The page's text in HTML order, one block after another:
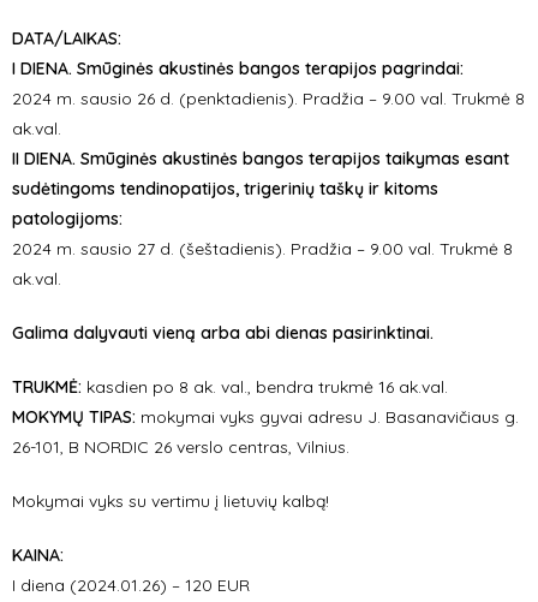
DATA/LAIKAS:
I DIENA. Smūginės akustinės bangos terapijos pagrindai:
2024 m. sausio 26 d. (penktadienis). Pradžia – 9.00 val. Trukmė 8
ak.val.
II DIENA. Smūginės akustinės bangos terapijos taikymas esant
sudėtingoms tendinopatijos, trigerinių taškų ir kitoms
patologijoms:
2024 m. sausio 27 d. (šeštadienis). Pradžia – 9.00 val. Trukmė 8
ak.val.
Galima dalyvauti vieną arba abi dienas pasirinktinai.
TRUKMĖ: kasdien po 8 ak. val., bendra trukmė 16 ak.val.
MOKYMŲ TIPAS: mokymai vyks gyvai adresu J. Basanavičiaus g.
26-101, B NORDIC 26 verslo centras, Vilnius.
Mokymai vyks su vertimu į lietuvių kalbą!
KAINA:
I diena (2024.01.26) – 120 EUR